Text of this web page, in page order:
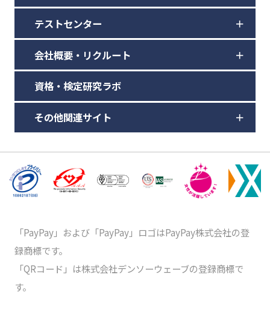
テストセンター
会社概要・リクルート
資格・検定研究ラボ
その他関連サイト
「PayPay」および「PayPay」ロゴはPayPay株式会社の登
録商標です。
「QRコード」は株式会社デンソーウェーブの登録商標で
す。